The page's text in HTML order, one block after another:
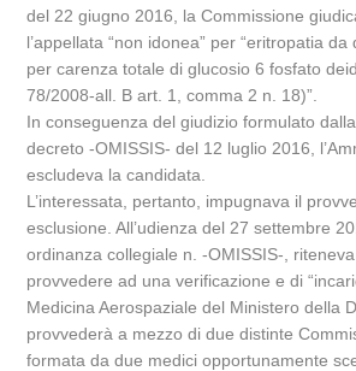
del 22 giugno 2016, la Commissione
l’appellata “non idonea” per “eritropatia
per carenza totale di glucosio 6 fosfato
78/2008-all. B art. 1, comma 2 n. 18)”.
In conseguenza del giudizio formulato
decreto -OMISSIS- del 12 luglio 2016,
escludeva la candidata.
L’interessata, pertanto, impugnava il
esclusione. All’udienza del 27 settembre
ordinanza collegiale n. -OMISSIS-,
provvedere ad una verificazione e di
Medicina Aerospaziale del Ministero della
provvederà a mezzo di due distinte
formata da due medici opportunamente